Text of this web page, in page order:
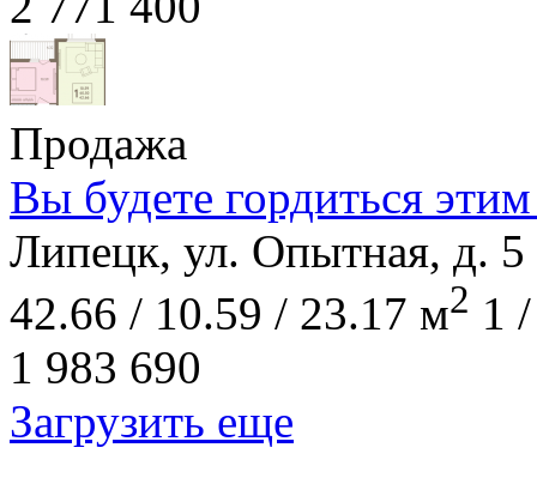
Продажа
Вы будете гордиться
Липецк, ул. Опытная, д. 5
42.66 / 10.59 / 23.17 м2 1
1 983 690
Загрузить еще